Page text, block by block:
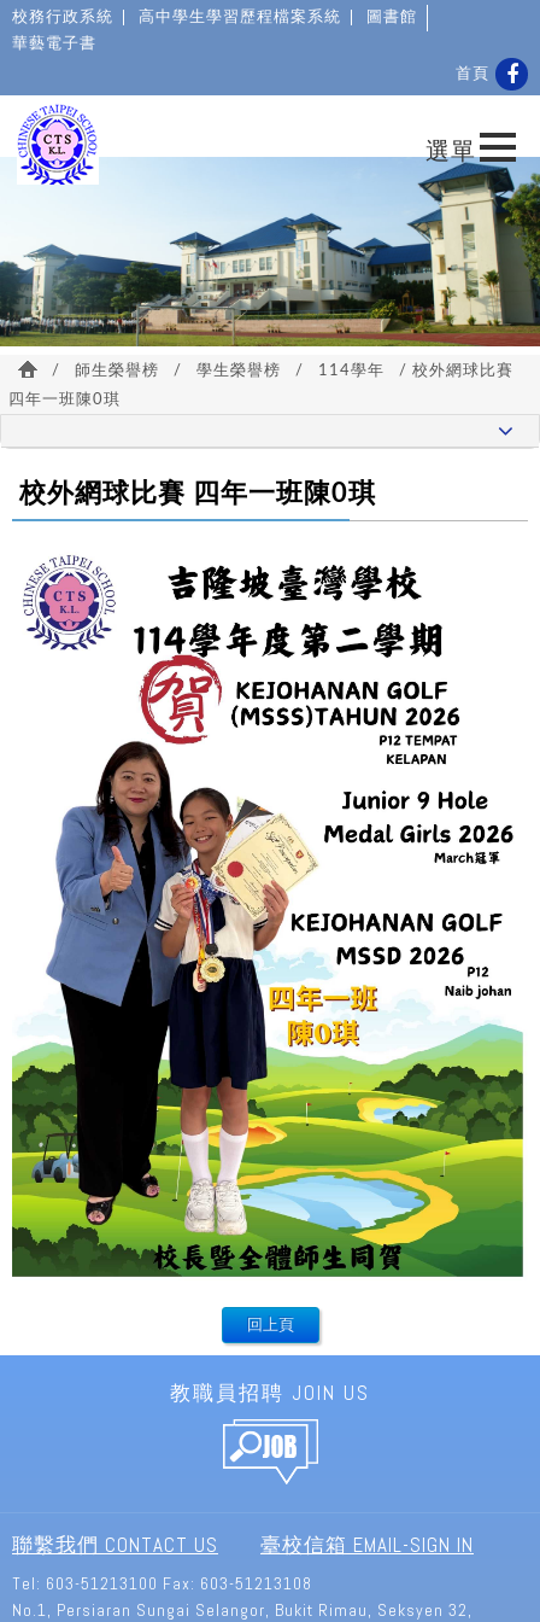
校務行政系統 高中學生學習歷程檔案系統
圖書館
華藝電子書
首頁
/ 師生榮譽榜 / 學生榮譽榜 / 114學年
/ 校外網球比賽
四年一班陳0琪
校外網球比賽 四年一班陳0琪
教職員招聘 JOIN US
聯繫我們 CONTACT US 臺校信箱 EMAIL-SIGN IN
Tel: 603-51213100 Fax: 603-51213108
No.1, Persiaran Sungai Selangor, Bukit Rimau, Seksyen 32,